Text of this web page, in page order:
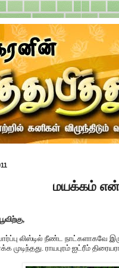
மயக்கம்
லிஸ்டில் நீண்ட
முடிந்தது. ராயபுரம் ஐட்ரீம்